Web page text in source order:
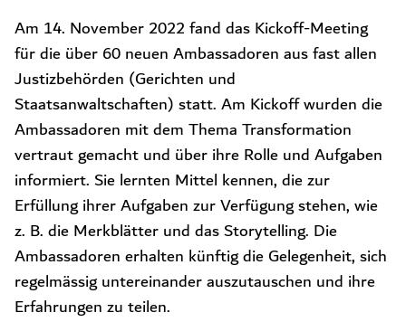
Am 14. November 2022 fand das Kickoff-Meeting
für die über 60 neuen Ambassadoren aus fast allen
Justizbehörden (Gerichten und
Staatsanwaltschaften) statt. Am Kickoff wurden die
Ambassadoren mit dem Thema Transformation
vertraut gemacht und über ihre Rolle und Aufgaben
informiert. Sie lernten Mittel kennen, die zur
Erfüllung ihrer Aufgaben zur Verfügung stehen, wie
z. B. die Merkblätter und das Storytelling. Die
Ambassadoren erhalten künftig die Gelegenheit, sich
regelmässig untereinander auszutauschen und ihre
Erfahrungen zu teilen.